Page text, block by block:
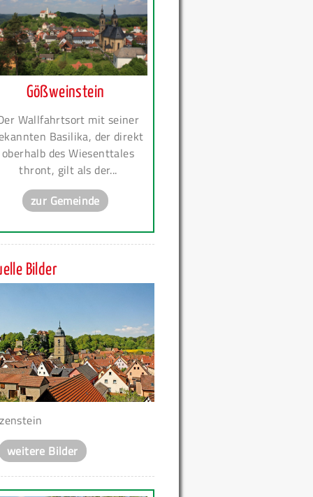
Gößweinstein
Wallfahrtsort mit seiner
Basilika, der direkt
oberhalb des Wiesenttales
thront, gilt als der...
zur Gemeinde
Bilder
weitere Bilder